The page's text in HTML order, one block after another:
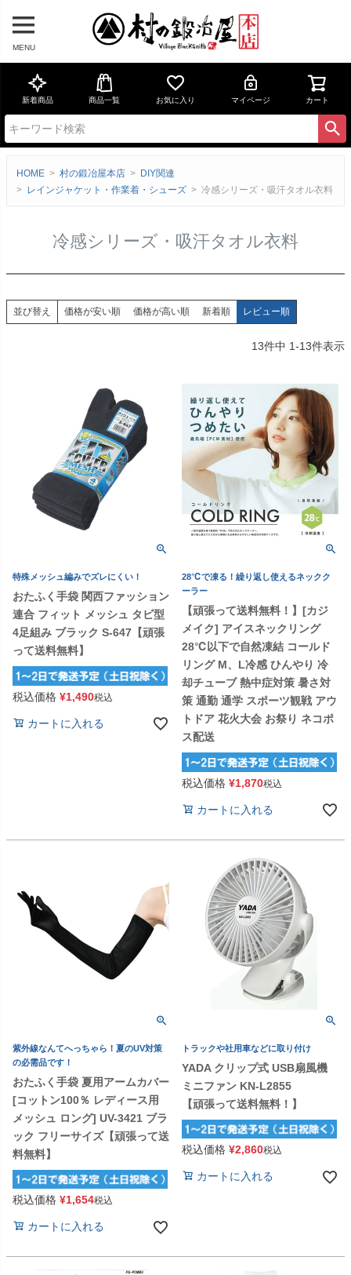
MENU
新着商品 商品一覧 お気に入り マイページ カート
HOME 村の鍛冶屋本店
DIY関連
レインジャケット・作業着・シューズ
冷感シリーズ・吸汗タオル衣料
冷感シリーズ・吸汗タオル衣料
並び替え 価格が安い順 価格が高い順 新着順 レビュー順
13件中 1-13件表示
特殊メッシュ編みでズレにくい！
おたふく手袋 関西ファッション
連合 フィット メッシュ タビ型
4足組み ブラック S-647【頑張
って送料無料】
税込価格 ¥1,490税込
カートに入れる
28℃で凍る！繰り返し使えるネックク
ーラー
【頑張って送料無料！】[カジ
メイク] アイスネックリング
28℃以下で自然凍結 コールド
リング M、L冷感 ひんやり 冷
却チューブ 熱中症対策 暑さ対
策 通勤 通学 スポーツ観戦 アウ
トドア 花火大会 お祭り ネコポ
ス配送
税込価格 ¥1,870税込
カートに入れる
紫外線なんてへっちゃら！夏のUV対策
の必需品です！
おたふく手袋 夏用アームカバー
[コットン100％ レディース用
メッシュ ロング] UV-3421 ブラ
ック フリーサイズ【頑張って送
料無料】
税込価格 ¥1,654税込
カートに入れる
トラックや社用車などに取り付け
YADA クリップ式 USB扇風機
ミニファン KN-L2855
【頑張って送料無料！】
税込価格 ¥2,860税込
カートに入れる